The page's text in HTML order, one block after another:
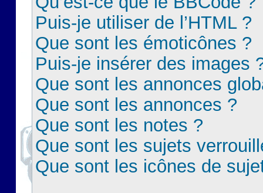
Puis-je utiliser de l’HTML ?
Que sont les émoticônes ?
Puis-je insérer des images
Que sont les annonces
Que sont les annonces ?
Que sont les notes ?
Que sont les sujets
Que sont les icônes de